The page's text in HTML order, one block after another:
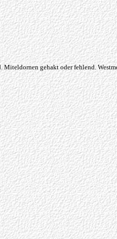
Miteldornen gehakt oder fehlend.